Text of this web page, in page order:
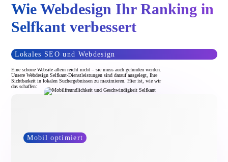
Wie Webdesign Ihr Ranking in
Selfkant verbessert
Lokales SEO und Webdesign
Eine schöne Website allein reicht nicht – sie muss auch gefunden werden.
Unsere Webdesign Selfkant-Dienstleistungen sind darauf ausgelegt, Ihre
Sichtbarkeit in lokalen Suchergebnissen zu maximieren. Hier ist, wie wir
das schaffen:
Mobil optimiert